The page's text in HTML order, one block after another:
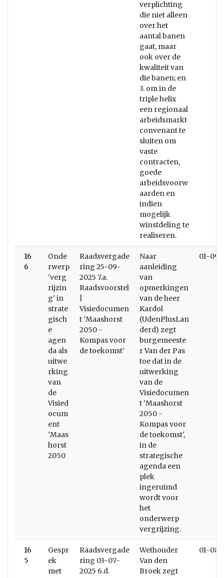
verplichting
die niet alleen
over het
aantal banen
gaat, maar
ook over de
kwaliteit van
die banen; en
3. om in de
triple helix
een regionaal
arbeidsmarkt
convenant te
sluiten om
vaste
contracten,
goede
arbeidsvoorw
aarden en
indien
mogelijk
winstdeling te
realiseren.
16
6
Onde
rwerp
'verg
rijzin
g' in
strate
gisch
e
agen
da als
uitwe
rking
van
de
Visied
ocum
ent
'Maas
horst
2050
Raadsvergade
ring 25-09-
2025 7.a.
Raadsvoorstel
Visiedocumen
t ‘Maashorst
2050 -
Kompas voor
de toekomst’
Naar
aanleiding
van
opmerkingen
van de heer
Kardol
(UdenPlusLan
derd) zegt
burgemeeste
r Van der Pas
toe dat in de
uitwerking
van de
Visiedocumen
t 'Maashorst
2050 -
Kompas voor
de toekomst',
in de
strategische
agenda een
plek
ingeruimd
wordt voor
het
onderwerp
vergrijzing.
01-09-
16
5
Gespr
ek
met
Raadsvergade
ring 03-07-
2025 6.d.
Wethouder
Van den
Broek zegt
01-08-